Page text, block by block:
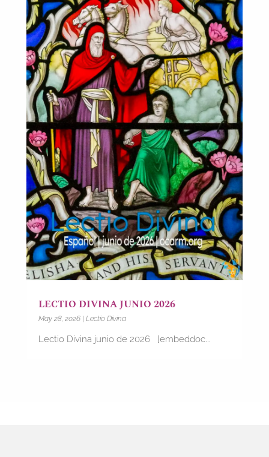
LECTIO DIVINA JUNIO 2026
May 28, 2026| Lectio Divina
Lectio Divina junio de 2026 [embeddoc...